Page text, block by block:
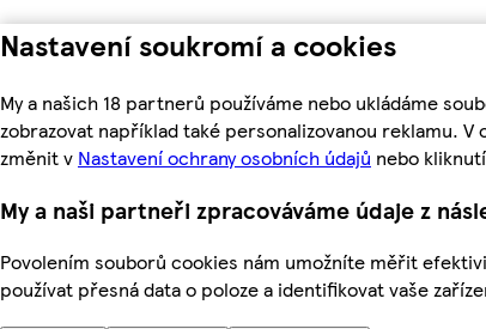
Nastavení soukromí a cookies
My a našich 18 partnerů používáme nebo ukládáme
zobrazovat například také personalizovanou reklamu.
změnit v Nastavení ochrany osobních údajů nebo
My a naši partneři zpracováváme údaje z
Povolením souborů cookies nám umožníte měřit
používat přesná data o poloze a identifikovat vaše